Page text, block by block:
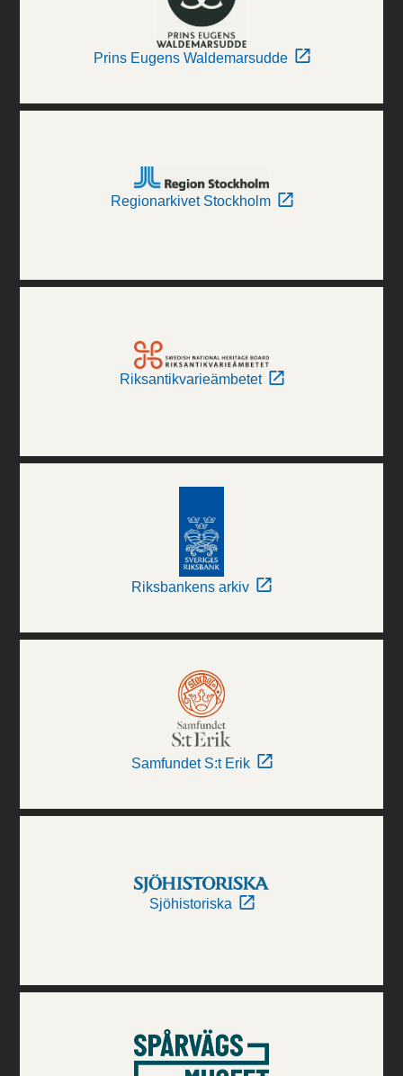
Prins Eugens Waldemarsudde
Regionarkivet Stockholm
Riksantikvarieämbetet
Riksbankens arkiv
Samfundet S:t Erik
Sjöhistoriska